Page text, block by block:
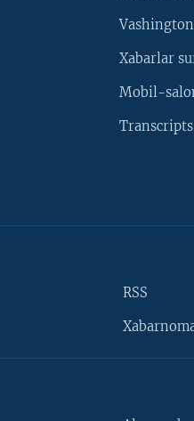
Xabarlar
Mobil-
Transcripts
RSS